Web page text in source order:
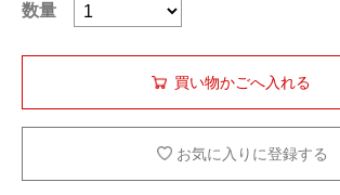
数量
お気に入りに登録する